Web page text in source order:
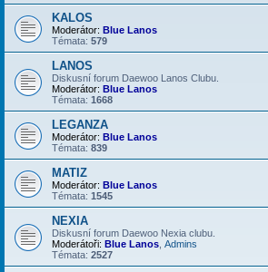
KALOS
Moderátor: Blue Lanos
Témata: 579
LANOS
Diskusní forum Daewoo Lanos Clubu.
Moderátor: Blue Lanos
Témata: 1668
LEGANZA
Moderátor: Blue Lanos
Témata: 839
MATIZ
Moderátor: Blue Lanos
Témata: 1545
NEXIA
Diskusní forum Daewoo Nexia clubu.
Moderátoři: Blue Lanos Admins
Témata: 2527